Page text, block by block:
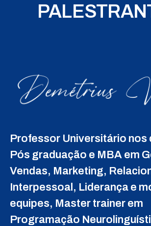
Professor Universitário nos
Pós graduação e MBA em
Vendas, Marketing,
Interpessoal, Liderança e
equipes, Master trainer em
Programação